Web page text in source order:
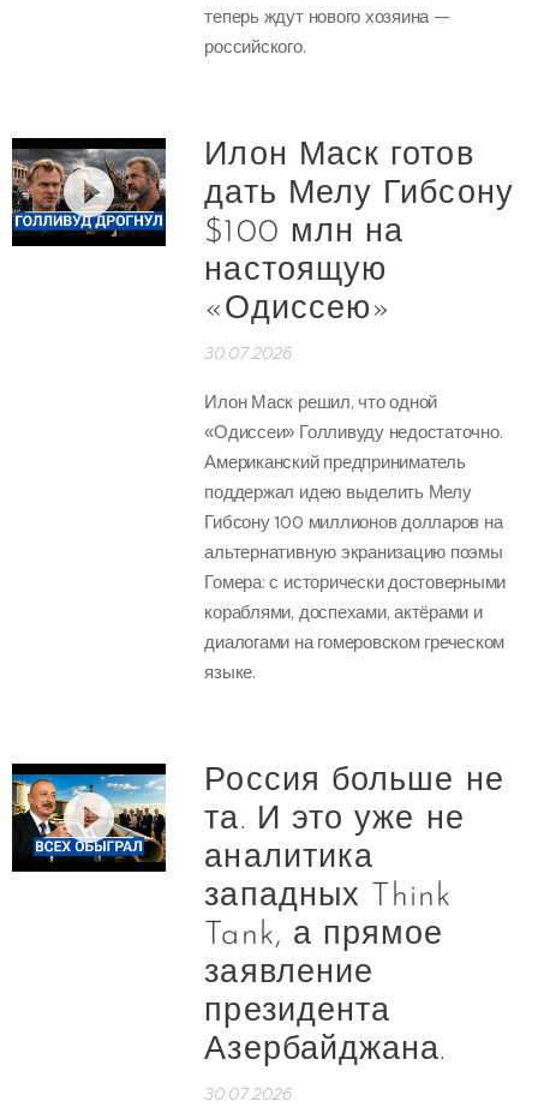
теперь ждут нового хозяина —
российского.
Илон Маск готов
дать Мелу Гибсону
$100 млн на
настоящую
«Одиссею»
30.07.2026
Илон Маск решил, что одной
«Одиссеи» Голливуду недостаточно.
Американский предприниматель
поддержал идею выделить Мелу
Гибсону 100 миллионов долларов на
альтернативную экранизацию поэмы
Гомера: с исторически достоверными
кораблями, доспехами, актёрами и
диалогами на гомеровском греческом
языке.
Россия больше не
та. И это уже не
аналитика
западных Think
Tank, а прямое
заявление
президента
Азербайджана.
30.07.2026